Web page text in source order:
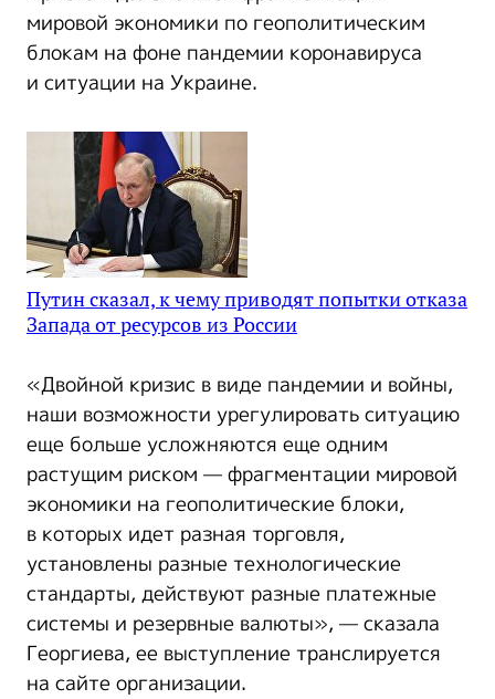
мировой экономики по геополитическим
блокам на фоне пандемии коронавируса
и ситуации на Украине.
Путин сказал, к чему приводят попытки отказа
Запада от ресурсов из России
«Двойной кризис в виде пандемии и войны,
наши возможности урегулировать ситуацию
еще больше усложняются еще одним
растущим риском — фрагментации мировой
экономики на геополитические блоки,
в которых идет разная торговля,
установлены разные технологические
стандарты, действуют разные платежные
системы и резервные валюты», — сказала
Георгиева, ее выступление транслируется
на сайте организации.